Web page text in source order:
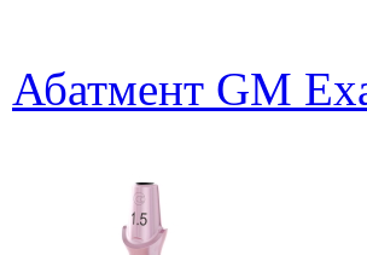
Абатмент GM